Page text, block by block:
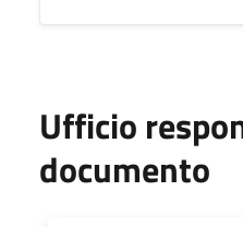
Ufficio
documento